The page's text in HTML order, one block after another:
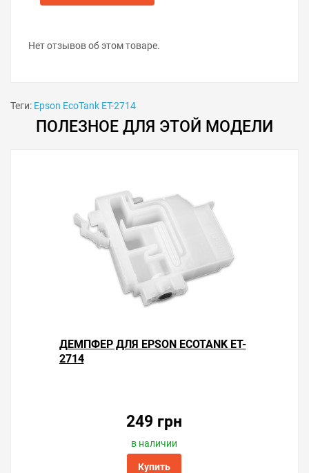
Извлеките старую ёмкость и установите новую.
обслуживания.
Не делайте без надобности прочистки
печатающей головки. Каждая прочистка тратит
устранять засорение частыми прочистками.
Старайтесь печатать не реже одного раза в
неделю и чернила не будут засыхать в дюзах
головки принтера.
Нет отзывов об этом товаре.
Теги: Epson EcoTank ET-2714
ПОЛЕЗНОЕ ДЛЯ ЭТОЙ МОДЕЛИ
ДЕМПФЕР ДЛЯ EPSON ECOTANK ET-
2714
249 грн
в наличии
Купить